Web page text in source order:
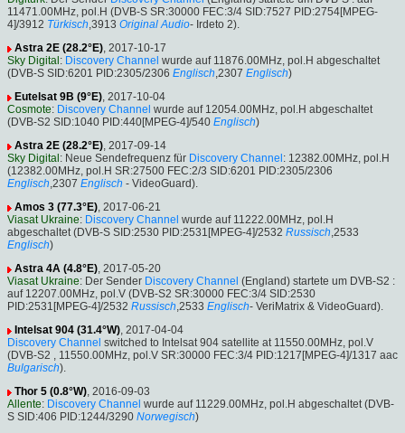
11471.00MHz, pol.H (DVB-S SR:30000 FEC:3/4 SID:7527 PID:2754[MPEG-
4]/3912 Türkisch,3913 Original Audio- Irdeto 2).
Astra 2E (28.2°E), 2017-10-17
Sky Digital : Discovery Channel wurde auf 11876.00MHz, pol.H abgeschaltet
(DVB-S SID:6201 PID:2305/2306 Englisch,2307 Englisch)
Eutelsat 9B (9°E), 2017-10-04
Cosmote: Discovery Channel wurde auf 12054.00MHz, pol.H abgeschaltet
(DVB-S2 SID:1040 PID:440[MPEG-4]/540 Englisch)
Astra 2E (28.2°E), 2017-09-14
Sky Digital : Neue Sendefrequenz für Discovery Channel : 12382.00MHz, pol.H
(12382.00MHz, pol.H SR:27500 FEC:2/3 SID:6201 PID:2305/2306
Englisch,2307 Englisch - VideoGuard).
Amos 3 (77.3°E), 2017-06-21
Viasat Ukraine: Discovery Channel wurde auf 11222.00MHz, pol.H
abgeschaltet (DVB-S SID:2530 PID:2531[MPEG-4]/2532 Russisch,2533
Englisch)
Astra 4A (4.8°E), 2017-05-20
Viasat Ukraine: Der Sender Discovery Channel (England) startete um DVB-S2 :
auf 12207.00MHz, pol.V (DVB-S2 SR:30000 FEC:3/4 SID:2530
PID:2531[MPEG-4]/2532 Russisch,2533 Englisch- VeriMatrix & VideoGuard).
Intelsat 904 (31.4°W), 2017-04-04
Discovery Channel switched to Intelsat 904 satellite at 11550.00MHz, pol.V
(DVB-S2 , 11550.00MHz, pol.V SR:30000 FEC:3/4 PID:1217[MPEG-4]/1317 aac
Bulgarisch).
Thor 5 (0.8°W), 2016-09-03
Allente: Discovery Channel wurde auf 11229.00MHz, pol.H abgeschaltet (DVB-
S SID:406 PID:1244/3290 Norwegisch)